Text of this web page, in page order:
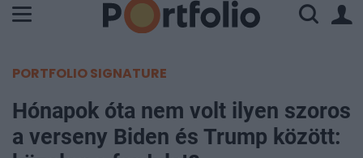
PORTFOLIO SIGNATURE
Hónapok óta nem volt ilyen szoros
a verseny Biden és Trump között: